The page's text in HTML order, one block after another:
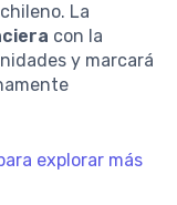
La
con la
y marcará
explorar más